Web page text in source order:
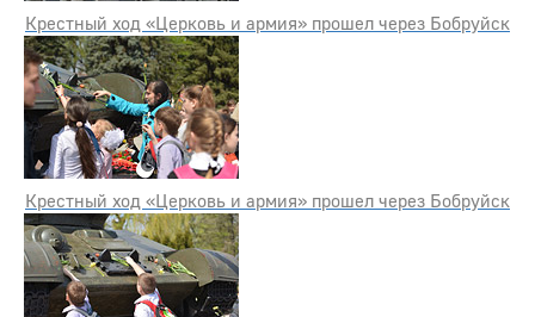
Крестный ход «Церковь и армия» прошел через Бобруйск
Крестный ход «Церковь и армия» прошел через Бобруйск